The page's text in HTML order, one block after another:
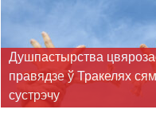
Душпастырства
правядзе ў Тракелях
сустрэчу